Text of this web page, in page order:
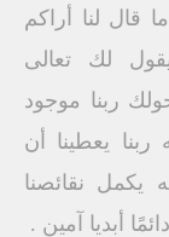
قال لنا أراكم
لك تعالى
ربنا موجود
يعطينا أن
يكمل نقائصنا
أبديا آمين .